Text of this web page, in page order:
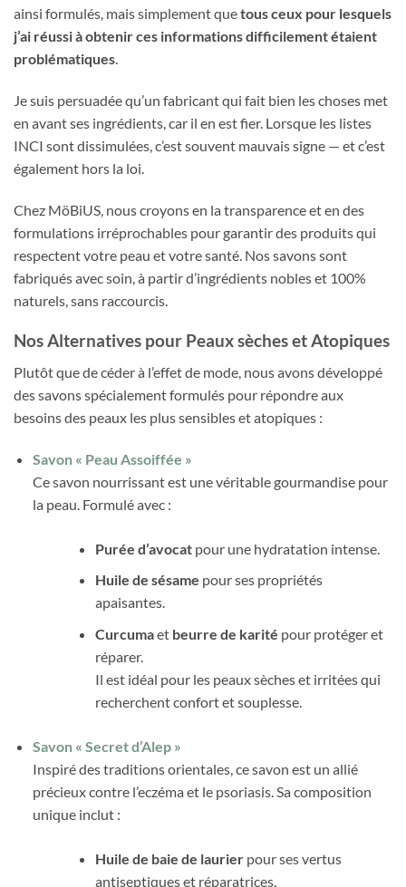
ainsi formulés, mais simplement quetous ceux pour lesquels
j’ai réussi à obtenir ces informations difficilement étaient
problématiques.
Je suis persuadée qu’un fabricant qui fait bien les choses met
en avant ses ingrédients, car il en est fier. Lorsque les listes
INCI sont dissimulées, c’est souvent mauvais signe — et c’est
également hors la loi.
Chez MöBiUS, nous croyons en la transparence et en des
formulations irréprochables pour garantir des produits qui
respectent votre peau et votre santé. Nos savons sont
fabriqués avec soin, à partir d’ingrédients nobles et 100%
naturels, sans raccourcis.
Nos Alternatives pour Peaux sèches et Atopiques
Plutôt que de céder à l’effet de mode, nous avons développé
des savons spécialement formulés pour répondre aux
besoins des peaux les plus sensibles et atopiques :
Savon « Peau Assoiffée »
Ce savon nourrissant est une véritable gourmandise pour
la peau. Formulé avec :
Purée d’avocatpour une hydratation intense.
Huile de sésame pour ses propriétés
apaisantes.
Curcumaet beurre de karité pour protéger et
réparer.
Il est idéal pour les peaux sèches et irritées qui
recherchent confort et souplesse.
Savon « Secret d’Alep »
Inspiré des traditions orientales, ce savon est un allié
précieux contre l’eczéma et le psoriasis. Sa composition
unique inclut :
Huile de baie de laurierpour ses vertus
antiseptiques et réparatrices.